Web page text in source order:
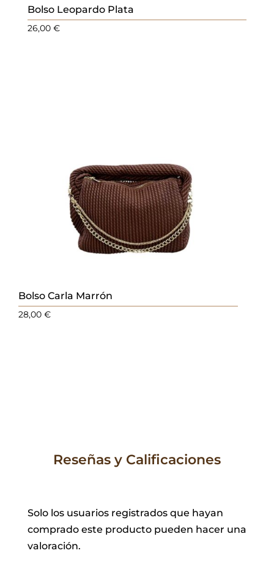
Bolso Leopardo Plata
26,00 €
Bolso Carla Marrón
28,00€
Reseñas y Calificaciones
Solo los usuarios registrados que hayan
comprado este producto pueden hacer una
valoración.